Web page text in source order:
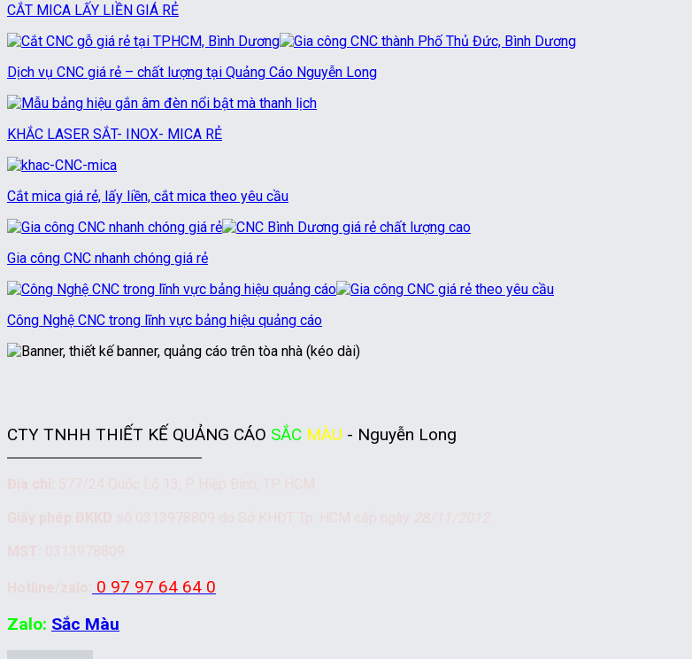
CẮT MICA LẤY LIỀN GIÁ RẺ
Dịch vụ CNC giá rẻ – chất lượng tại Quảng Cáo Nguyễn Long
KHẮC LASER SẮT- INOX- MICA RẺ
Cắt mica giá rẻ, lấy liền, cắt mica theo yêu cầu
Gia công CNC nhanh chóng giá rẻ
Công Nghệ CNC trong lĩnh vực bảng hiệu quảng cáo
CTY TNHH THIẾT KẾ QUẢNG CÁO SẮC MÀU - Nguyễn Long
0 97 97 64 64 0
Zalo: Sắc Màu